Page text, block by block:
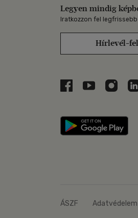
Legyen mindig
Iratkozzon fel
Hírlevél-
Libri aLibri aLibri
ÁSZF Adatvédelem